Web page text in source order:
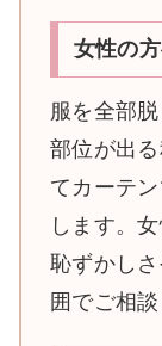
女性の
服を全部
部位が出
てカーテ
します。
恥ずかし
囲でご相談